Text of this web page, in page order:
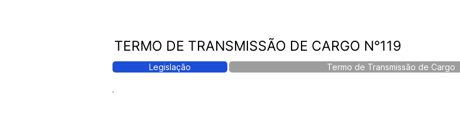
TERMO DE TRANSMISSÃO DE CARGO N°119
Legislação Termo de Transmissão de Cargo